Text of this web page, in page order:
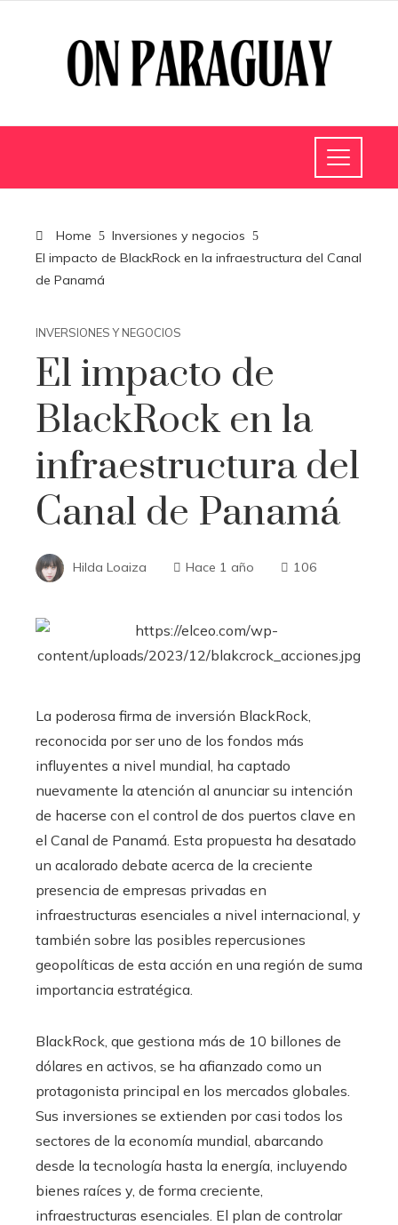
Home
Inversiones y negocios
El impacto de BlackRock en la infraestructura del Canal
de Panamá
INVERSIONES Y NEGOCIOS
El impacto de
BlackRock en la
infraestructura del
Canal de Panamá
Hilda Loaiza Hace 1 año 106
La poderosa firma de inversión BlackRock,
reconocida por ser uno de los fondos más
influyentes a nivel mundial, ha captado
nuevamente la atención al anunciar su intención
de hacerse con el control de dos puertos clave en
el Canal de Panamá. Esta propuesta ha desatado
un acalorado debate acerca de la creciente
presencia de empresas privadas en
infraestructuras esenciales a nivel internacional, y
también sobre las posibles repercusiones
geopolíticas de esta acción en una región de suma
importancia estratégica.
BlackRock, que gestiona más de 10 billones de
dólares en activos, se ha afianzado como un
protagonista principal en los mercados globales.
Sus inversiones se extienden por casi todos los
sectores de la economía mundial, abarcando
desde la tecnología hasta la energía, incluyendo
bienes raíces y, de forma creciente,
infraestructuras esenciales. El plan de controlar